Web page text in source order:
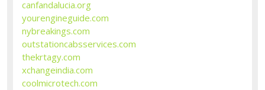
canfandalucia.org
yourengineguide.com
nybreakings.com
outstationcabsservices.com
thekrtagy.com
xchangeindia.com
coolmicrotech.com